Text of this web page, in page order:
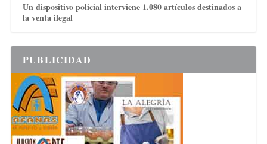
Un dispositivo policial interviene 1.080 artículos destinados a
la venta ilegal
PUBLICIDAD